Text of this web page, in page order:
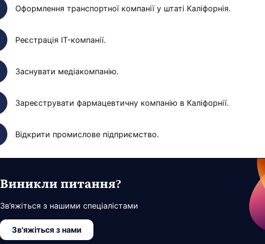
Оформлення транспортної компанії у штаті Каліфорнія.
Реєстрація IT-компанії.
Заснувати медіакомпанію.
Зареєструвати фармацевтичну компанію в Каліфорнії.
Відкрити промислове підприємство.
Виникли питання?
Зв’яжіться з нашими спеціалістами
Зв'яжіться з нами